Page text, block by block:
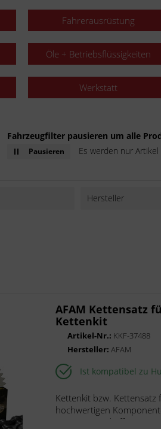
Fahrerausrüstung
Öle + Betriebsflüssigkeiten
Werkstatt
Fahrzeugfilter pausieren um alle
Pausieren Es werden nur Artikel
Hersteller
DENSO
DNA Filters
Esjot
Gtechniq
LeoVince
Marston-
AFAM Kettensatz
Kettenkit
Artikel-Nr.: KKF-37488
Hersteller:AFAM
Ist kompatibel zu
Kettenkit bzw.
hochwertigen
Die Kette wird offen mit...